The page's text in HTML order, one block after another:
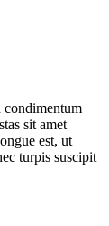
sit amet
est, ut
turpis suscipit